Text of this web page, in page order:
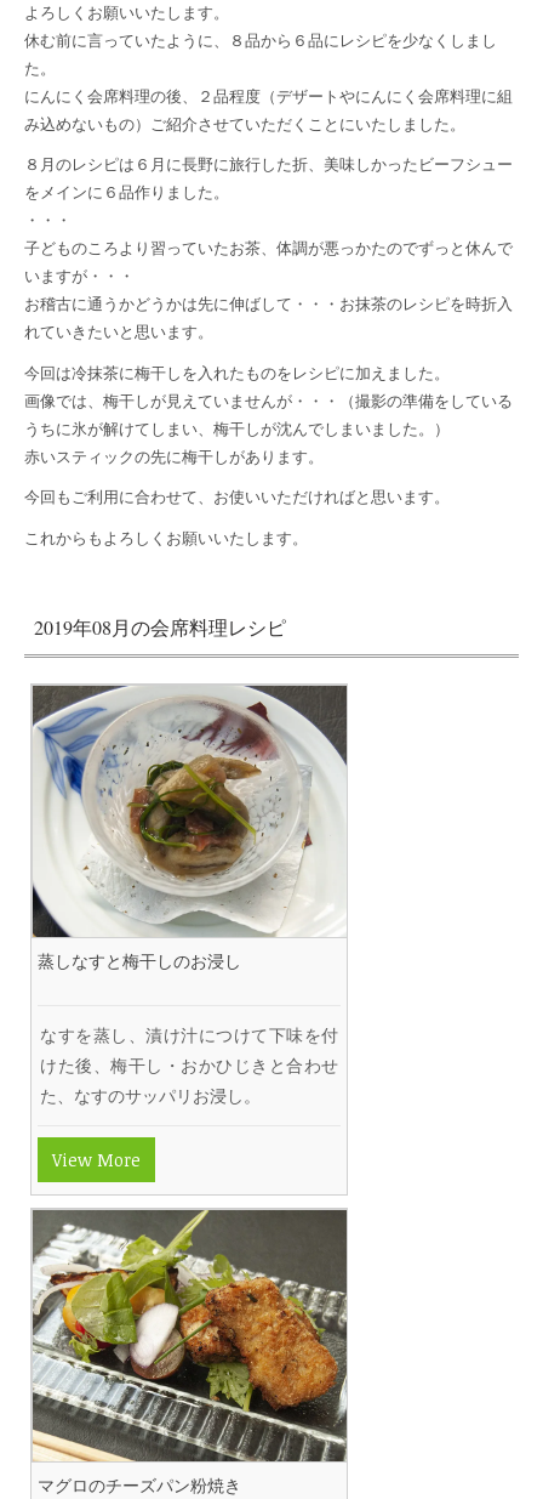
よろしくお願いいたします。
休む前に言っていたように、８品から６品にレシピを少なくしまし
た。
にんにく会席料理の後、２品程度（デザートやにんにく会席料理に組
み込めないもの）ご紹介させていただくことにいたしました。
８月のレシピは６月に長野に旅行した折、美味しかったビーフシュー
をメインに６品作りました。
・・・
子どものころより習っていたお茶、体調が悪っかたのでずっと休んで
いますが・・・
お稽古に通うかどうかは先に伸ばして・・・お抹茶のレシピを時折入
れていきたいと思います。
今回は冷抹茶に梅干しを入れたものをレシピに加えました。
画像では、梅干しが見えていませんが・・・（撮影の準備をしている
うちに氷が解けてしまい、梅干しが沈んでしまいました。）
赤いスティックの先に梅干しがあります。
今回もご利用に合わせて、お使いいただければと思います。
これからもよろしくお願いいたします。
2019年08月の会席料理レシピ
蒸しなすと梅干しのお浸し
なすを蒸し、漬け汁につけて下味を付
けた後、梅干し・おかひじきと合わせ
た、なすのサッパリお浸し。
View More
マグロのチーズパン粉焼き